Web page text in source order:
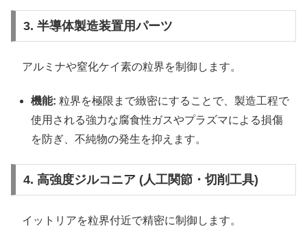
3. 半導体製造装置用パーツ
アルミナや窒化ケイ素の粒界を制御します。
機能: 粒界を極限まで緻密にすることで、製造工程で
使用される強力な腐食性ガスやプラズマによる損傷
を防ぎ、不純物の発生を抑えます。
4. 高強度ジルコニア (人工関節・切削工具)
イットリアを粒界付近で精密に制御します。